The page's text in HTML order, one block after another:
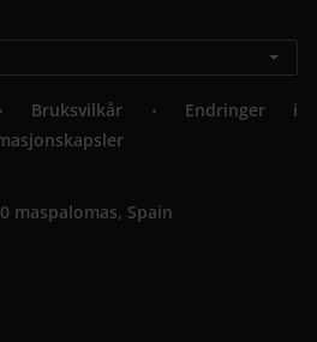
. Bruksvilkår .
Endringer i
maspalomas, Spain